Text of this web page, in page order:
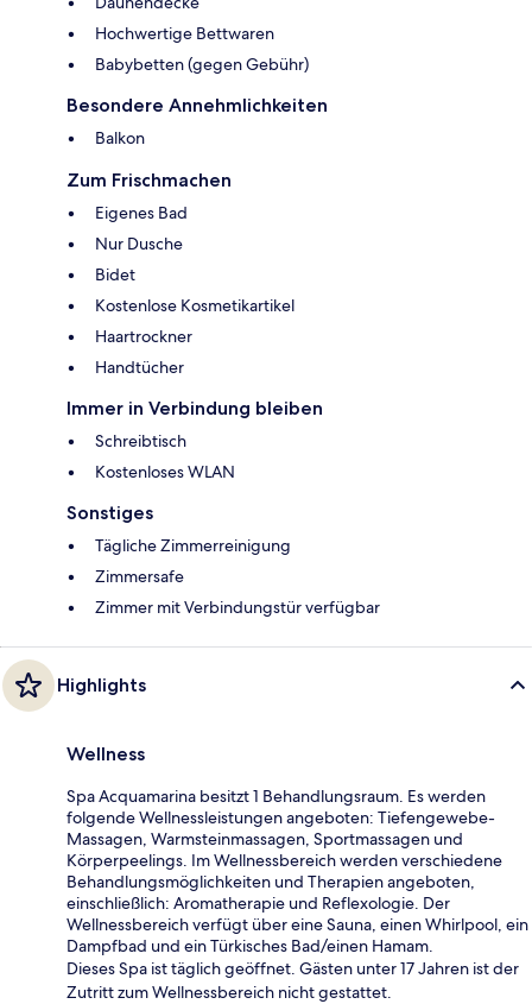
Hochwertige Bettwaren
Babybetten (gegen Gebühr)
Besondere Annehmlichkeiten
Balkon
Zum Frischmachen
Eigenes Bad
Nur Dusche
Bidet
Kostenlose Kosmetikartikel
Haartrockner
Handtücher
Immer in Verbindung bleiben
Schreibtisch
Kostenloses WLAN
Sonstiges
Tägliche Zimmerreinigung
Zimmersafe
Zimmer mit Verbindungstür verfügbar
Highlights
Wellness
Spa Acquamarina besitzt 1 Behandlungsraum. Es werden
folgende Wellnessleistungen angeboten: Tiefengewebe-
Massagen, Warmsteinmassagen, Sportmassagen und
Körperpeelings. Im Wellnessbereich werden verschiedene
Behandlungsmöglichkeiten und Therapien angeboten,
einschließlich: Aromatherapie und Reflexologie. Der
Wellnessbereich verfügt über eine Sauna, einen Whirlpool, ein
Dampfbad und ein Türkisches Bad/einen Hamam.
Dieses Spa ist täglich geöffnet. Gästen unter 17 Jahren ist der
Zutritt zum Wellnessbereich nicht gestattet.